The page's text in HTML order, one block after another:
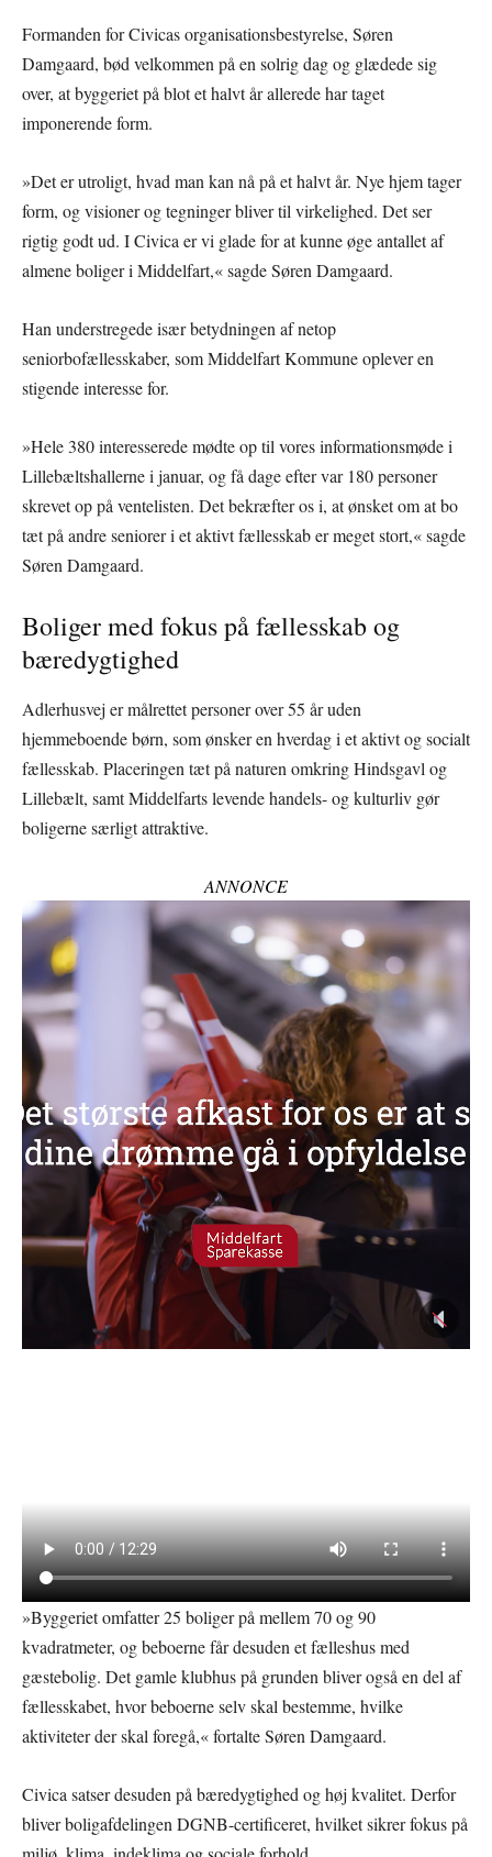
Formanden for Civicas organisationsbestyrelse, Søren
Damgaard, bød velkommen på en solrig dag og glædede sig
over, at byggeriet på blot et halvt år allerede har taget
imponerende form.
»Det er utroligt, hvad man kan nå på et halvt år. Nye hjem tager
form, og visioner og tegninger bliver til virkelighed. Det ser
rigtig godt ud. I Civica er vi glade for at kunne øge antallet af
almene boliger i Middelfart,« sagde Søren Damgaard.
Han understregede især betydningen af netop
seniorbofællesskaber, som Middelfart Kommune oplever en
stigende interesse for.
»Hele 380 interesserede mødte op til vores informationsmøde i
Lillebæltshallerne i januar, og få dage efter var 180 personer
skrevet op på ventelisten. Det bekræfter os i, at ønsket om at bo
tæt på andre seniorer i et aktivt fællesskab er meget stort,« sagde
Søren Damgaard.
Boliger med fokus på fællesskab og
bæredygtighed
Adlerhusvej er målrettet personer over 55 år uden
hjemmeboende børn, som ønsker en hverdag i et aktivt og socialt
fællesskab. Placeringen tæt på naturen omkring Hindsgavl og
Lillebælt, samt Middelfarts levende handels- og kulturliv gør
boligerne særligt attraktive.
ANNONCE
»Byggeriet omfatter 25 boliger på mellem 70 og 90
kvadratmeter, og beboerne får desuden et fælleshus med
gæstebolig. Det gamle klubhus på grunden bliver også en del af
fællesskabet, hvor beboerne selv skal bestemme, hvilke
aktiviteter der skal foregå,« fortalte Søren Damgaard.
Civica satser desuden på bæredygtighed og høj kvalitet. Derfor
bliver boligafdelingen DGNB-certificeret, hvilket sikrer fokus på